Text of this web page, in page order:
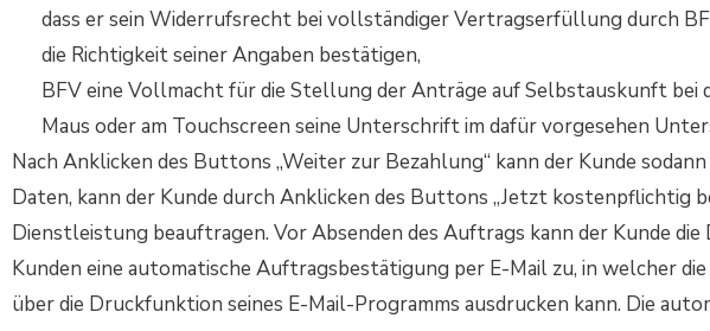
dass er sein Widerrufsrecht bei vollständiger Vertragserfüllung durch
die Richtigkeit seiner Angaben bestätigen,
BFV eine Vollmacht für die Stellung der Anträge auf Selbstauskunft
Maus oder am Touchscreen seine Unterschrift im dafür vorgesehen
Nach Anklicken des Buttons „Weiter zur Bezahlung“ kann der Kunde
Daten, kann der Kunde durch Anklicken des Buttons „Jetzt kostenpflichtig
Dienstleistung beauftragen. Vor Absenden des Auftrags kann der Kunde
Kunden eine automatische Auftragsbestätigung per E-Mail zu, in welcher
über die Druckfunktion seines E-Mail-Programms ausdrucken kann. Die